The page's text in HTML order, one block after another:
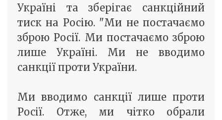
Україні та зберігає санкційний
тиск на Росію. "Ми не постачаємо
зброю Росії. Ми постачаємо зброю
лише Україні. Ми не вводимо
санкції проти України.
Ми вводимо санкції лише проти
Росії. Отже, ми чітко обрали